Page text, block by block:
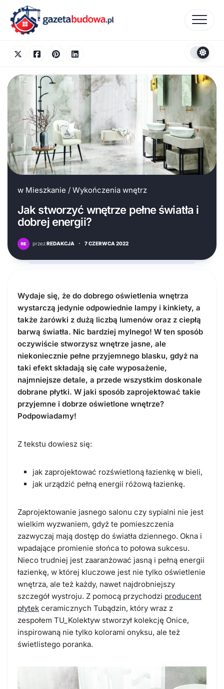
content
w Mieszkanie / Wykończenia wnętrz
Jak stworzyć wnętrze pełne światła i
dobrej energii?
przezREDAKCJA · 7 CZERWCA 2022
Wydaje się, że do dobrego oświetlenia wnętrza
wystarczą jedynie odpowiednie lampy i kinkiety, a
także żarówki z dużą liczbą lumenów oraz z ciepłą
barwą światła. Nic bardziej mylnego! W ten sposób
oczywiście stworzysz wnętrze jasne, ale
niekoniecznie pełne przyjemnego blasku, gdyż na
taki efekt składają się całe wyposażenie,
najmniejsze detale, a przede wszystkim doskonale
dobrane płytki. W jaki sposób zaprojektować takie
przyjemne i dobrze oświetlone wnętrze?
Podpowiadamy!
Z tekstu dowiesz się:
jak zaprojektować rozświetloną łazienkę w bieli,
jak urządzić pełną energii różową łazienkę.
Zaprojektowanie jasnego salonu czy sypialni nie jest
wielkim wyzwaniem, gdyż te pomieszczenia
zazwyczaj mają dostęp do światła dziennego. Okna i
wpadające promienie słońca to połowa sukcesu.
Nieco trudniej jest zaaranżować jasną i pełną energii
łazienkę, w której kluczowe jest nie tylko oświetlenie
wnętrza, ale też każdy, nawet najdrobniejszy
szczegół wystroju. Z pomocą przychodzi producent
płytek ceramicznych Tubądzin, który wraz z
zespołem TU_Kolektyw stworzył kolekcję Onice,
inspirowaną nie tylko kolorami onyksu, ale też
świetlistego poranka.